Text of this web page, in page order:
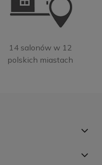
14 salonów w 12
polskich miastach